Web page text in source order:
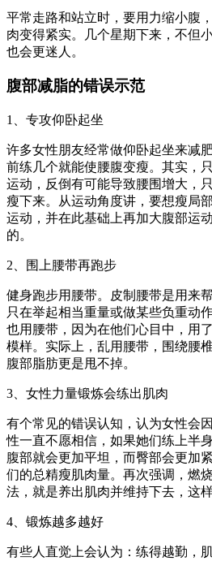
平常走路和站立时，要用力缩小腹
肉变得紧实。几个星期下来，不但
也会更迷人。
腹部减脂的错误示范
1、专攻仰卧起坐
许多女性朋友经常做仰卧起坐来减
前练几个就能使腰腹变瘦。其实，
运动，反倒有可能导致腰围增大，
瘦下来。从运动角度讲，要想瘦局
运动，并在此基础上再加大腹部运
的。
2、围上腰带再跑步
健身跑步用腰带。皮制腰带是用来
只在举起相当重量或做某些负重动
也用腰带，因为在他们心目中，用
模样。实际上，乱用腰带，围绕腰
腹部脂肪更是甩不掉。
3、女性力量锻炼会练出肌肉
有个常见的错误认知，认为女性会
性一直不愿相信，如果她们练上半
腹部就会更加平坦，而臀部会更加
们的总精瘦肌肉量。再次强调，燃
法，就是养出肌肉并维持下去，这样
4、锻炼越多越好
有些人直觉上会认为：练得越勤，